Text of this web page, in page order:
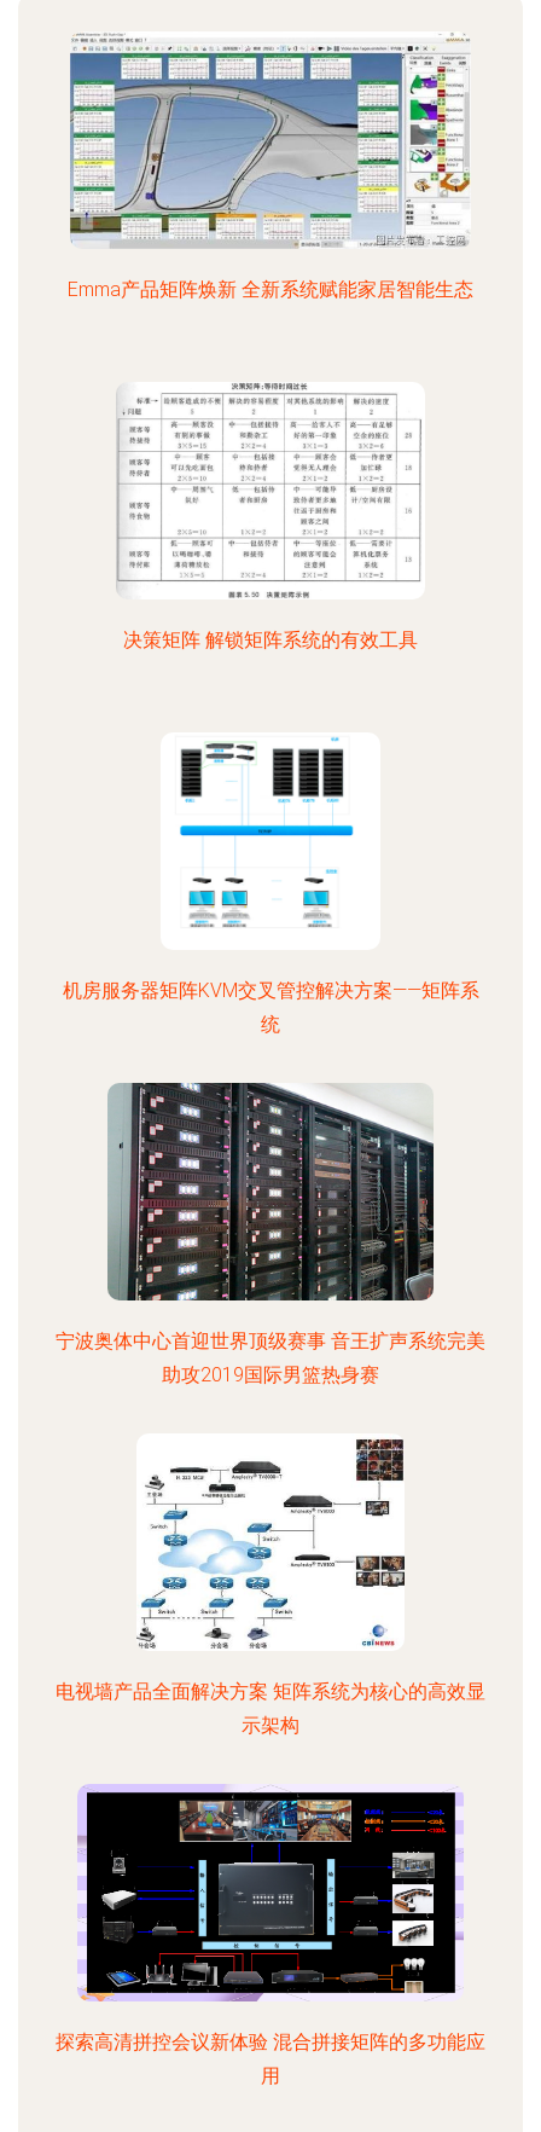
Emma产品矩阵焕新 全新系统赋能家居智能生态
决策矩阵 解锁矩阵系统的有效工具
机房服务器矩阵KVM交叉管控解决方案——矩阵系
统
宁波奥体中心首迎世界顶级赛事 音王扩声系统完美
助攻2019国际男篮热身赛
电视墙产品全面解决方案 矩阵系统为核心的高效显
示架构
探索高清拼控会议新体验 混合拼接矩阵的多功能应
用